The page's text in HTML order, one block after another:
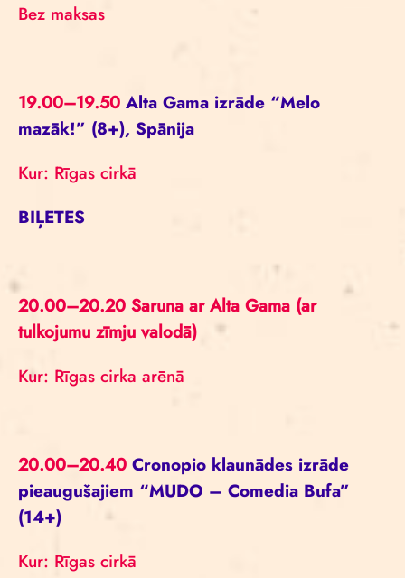
Bez maksas
19.00–19.50 Alta Gama izrāde “Melo
mazāk!” (8+), Spānija
Kur: Rīgas cirkā
BIĻETES
20.00–20.20 Saruna ar Alta Gama (ar
tulkojumu zīmju valodā)
Kur: Rīgas cirka arēnā
20.00–20.40 Cronopio klaunādes izrāde
pieaugušajiem “MUDO – Comedia Bufa”
(14+)
Kur: Rīgas cirkā